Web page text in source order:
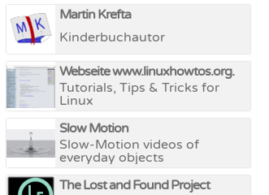
Martin Krefta
Kinderbuchautor
Webseite www.linuxhowtos.org.
Tutorials, Tips & Tricks for
Linux
Slow Motion
Slow-Motion videos of
everyday objects
The Lost and Found Project